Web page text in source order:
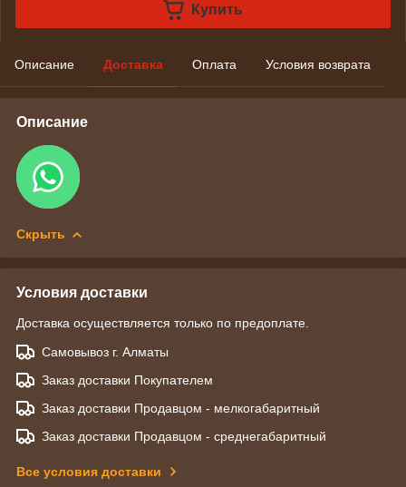
Купить
Описание Доставка Оплата Условия возврата
Описание
Скрыть
Условия доставки
Доставка осуществляется только по предоплате.
Самовывоз г. Алматы
Заказ доставки Покупателем
Заказ доставки Продавцом - мелкогабаритный
Заказ доставки Продавцом - среднегабаритный
Все условия доставки